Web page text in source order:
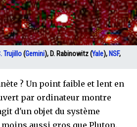
Trujillo(Gemini), D. Rabinowitz (Yale), NSF,
? Un point faible et lent en
par ordinateur montre
d'un objet du système
aussi gros que Pluton.